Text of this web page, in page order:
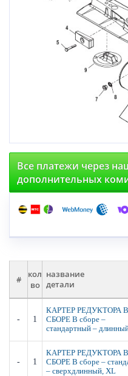
Все платежи через
дополнительных
#
кол
во
название
детали
- 1
КАРТЕР РЕДУКТОРА В
СБОРЕ В сборе –
стандартный –
- 1
КАРТЕР РЕДУКТОРА В
СБОРЕ В сборе –
– сверхдлинный, XL